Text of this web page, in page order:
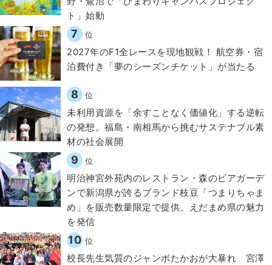
ト」始動
7 位
2027年のF1全レースを現地観戦！ 航空券・宿
泊費付き「夢のシーズンチケット」が当たる
8 位
​​未利用資源を「余すことなく価値化」する逆転
の発想。福島・南相馬から挑むサステナブル素
材の社会展開​
9 位
明治神宮外苑内のレストラン・森のビアガーデ
ンで新潟県が誇るブランド枝豆「つまりちゃま
め」を販売数量限定で提供。えだまめ県の魅力
を発信
10 位
校長先生気質のジャンボたかおが大暴れ 宮澤